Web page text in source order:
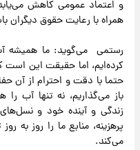
و اعتماد عمومی کاهش
همراه با رعایت حقوق دیگران
رستمی می‌گوید: ما همیشه
کرده‌ایم، اما حقیقت این
حتما با دقت و احترام از آن
باز می‌گذاریم، نه تنها آب
زندگی و آینده خود و نسل‌های
پرهزینه، منابع ما را روز به
می‌کند.